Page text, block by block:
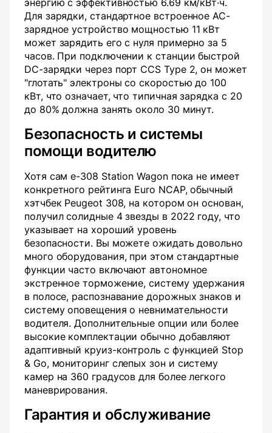
энергию с эффективностью 6.69 км/кВт·ч.
Для зарядки, стандартное встроенное AC-
зарядное устройство мощностью 11 кВт
может зарядить его с нуля примерно за 5
часов. При подключении к станции быстрой
DC-зарядки через порт CCS Type 2, он может
"глотать" электроны со скоростью до 100
кВт, что означает, что типичная зарядка с 20
до 80% должна занять около 30 минут.
Безопасность и системы
помощи водителю
Хотя сам e-308 Station Wagon пока не имеет
конкретного рейтинга Euro NCAP, обычный
хэтчбек Peugeot 308, на котором он основан,
получил солидные 4 звезды в 2022 году, что
указывает на хороший уровень
безопасности. Вы можете ожидать довольно
много оборудования, при этом стандартные
функции часто включают автономное
экстренное торможение, систему удержания
в полосе, распознавание дорожных знаков и
систему оповещения о невнимательности
водителя. Дополнительные опции или более
высокие комплектации обычно добавляют
адаптивный круиз-контроль с функцией Stop
& Go, мониторинг слепых зон и систему
камер на 360 градусов для более легкого
маневрирования.
Гарантия и обслуживание